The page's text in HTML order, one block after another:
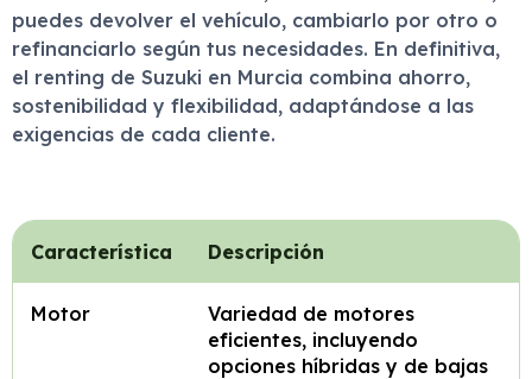
puedes devolver el vehículo, cambiarlo por otro o
refinanciarlo según tus necesidades. En definitiva,
el renting de Suzuki en Murcia combina ahorro,
sostenibilidad y flexibilidad, adaptándose a las
exigencias de cada cliente.
Característica Descripción
Motor
Variedad de motores
eficientes, incluyendo
opciones híbridas y de bajas